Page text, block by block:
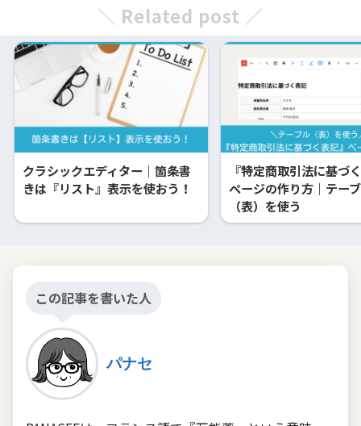
＼ Related post ／
クラシックエディター｜箇条書
きは『リスト』表示を使おう！
『特定商取引法に基づ
ページの作り方｜テー
（表）を使う
この記事を書いた人
パナセ